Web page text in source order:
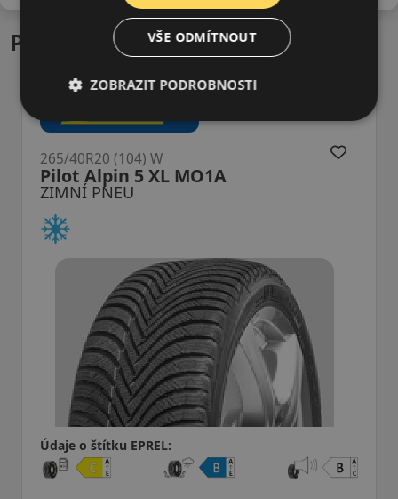
Podobné produkty
Pilot Alpin 5 XL MO1
265/40R20 (104) W
Údaje o štítku EPREL:
VŠE ODMÍTNOUT
ZOBRAZIT PODROBNOSTI